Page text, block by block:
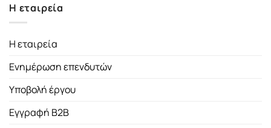
Η εταιρεία
Η εταιρεία
Ενημέρωση επενδυτών
Υποβολή έργου
Εγγραφή B2B